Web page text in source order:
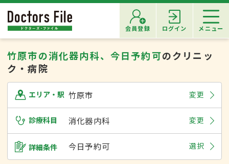
会員登録 ログイン メニュー
竹原市の消化器内科、今日予約可のクリニッ
ク・病院
エリア・駅 竹原市 変更
診療科目 消化器内科 変更
詳細条件 今日予約可 選択